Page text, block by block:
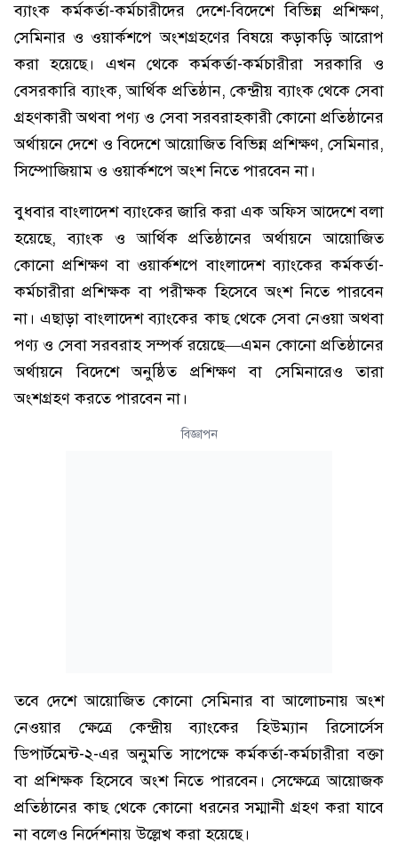
ব্যাংক কর্মকর্তা-কর্মচারীদের দেশে-বিদেশে বিভিন্ন প্রশিক্ষণ,
সেমিনার ও ওয়ার্কশপে অংশগ্রহণের বিষয়ে কড়াকড়ি আরোপ
করা হয়েছে। এখন থেকে কর্মকর্তা-কর্মচারীরা সরকারি ও
বেসরকারি ব্যাংক, আর্থিক প্রতিষ্ঠান, কেন্দ্রীয় ব্যাংক থেকে সেবা
গ্রহণকারী অথবা পণ্য ও সেবা সরবরাহকারী কোনো প্রতিষ্ঠানের
অর্থায়নে দেশে ও বিদেশে আয়োজিত বিভিন্ন প্রশিক্ষণ, সেমিনার,
সিম্পোজিয়াম ও ওয়ার্কশপে অংশ নিতে পারবেন না।
বুধবার বাংলাদেশ ব্যাংকের জারি করা এক অফিস আদেশে বলা
হয়েছে, ব্যাংক ও আর্থিক প্রতিষ্ঠানের অর্থায়নে আয়োজিত
কোনো প্রশিক্ষণ বা ওয়ার্কশপে বাংলাদেশ ব্যাংকের কর্মকর্তা-
কর্মচারীরা প্রশিক্ষক বা পরীক্ষক হিসেবে অংশ নিতে পারবেন
না। এছাড়া বাংলাদেশ ব্যাংকের কাছ থেকে সেবা নেওয়া অথবা
পণ্য ও সেবা সরবরাহ সম্পর্ক রয়েছে—এমন কোনো প্রতিষ্ঠানের
অর্থায়নে বিদেশে অনুষ্ঠিত প্রশিক্ষণ বা সেমিনারেও তারা
অংশগ্রহণ করতে পারবেন না।
বিজ্ঞাপন
তবে দেশে আয়োজিত কোনো সেমিনার বা আলোচনায় অংশ
নেওয়ার ক্ষেত্রে কেন্দ্রীয় ব্যাংকের হিউম্যান রিসোর্সেস
ডিপার্টমেন্ট-২-এর অনুমতি সাপেক্ষে কর্মকর্তা-কর্মচারীরা বক্তা
বা প্রশিক্ষক হিসেবে অংশ নিতে পারবেন। সেক্ষেত্রে আয়োজক
প্রতিষ্ঠানের কাছ থেকে কোনো ধরনের সম্মানী গ্রহণ করা যাবে
না বলেও নির্দেশনায় উল্লেখ করা হয়েছে।